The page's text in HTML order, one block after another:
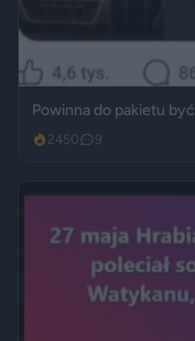
Powinna do pakietu być
2450 9